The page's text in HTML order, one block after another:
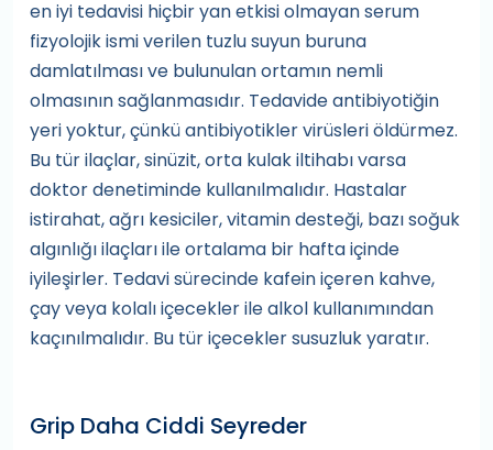
en iyi tedavisi hiçbir yan etkisi olmayan serum
fizyolojik ismi verilen tuzlu suyun buruna
damlatılması ve bulunulan ortamın nemli
olmasının sağlanmasıdır. Tedavide antibiyotiğin
yeri yoktur, çünkü antibiyotikler virüsleri öldürmez.
Bu tür ilaçlar, sinüzit, orta kulak iltihabı varsa
doktor denetiminde kullanılmalıdır. Hastalar
istirahat, ağrı kesiciler, vitamin desteği, bazı soğuk
algınlığı ilaçları ile ortalama bir hafta içinde
iyileşirler. Tedavi sürecinde kafein içeren kahve,
çay veya kolalı içecekler ile alkol kullanımından
kaçınılmalıdır. Bu tür içecekler susuzluk yaratır.
Grip Daha Ciddi Seyreder